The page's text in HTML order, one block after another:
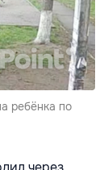
ребёнка по